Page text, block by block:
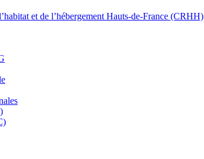
et de l’hébergement Hauts-de-France (CRHH)